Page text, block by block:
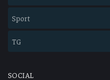
Sport
TG
SOCIAL